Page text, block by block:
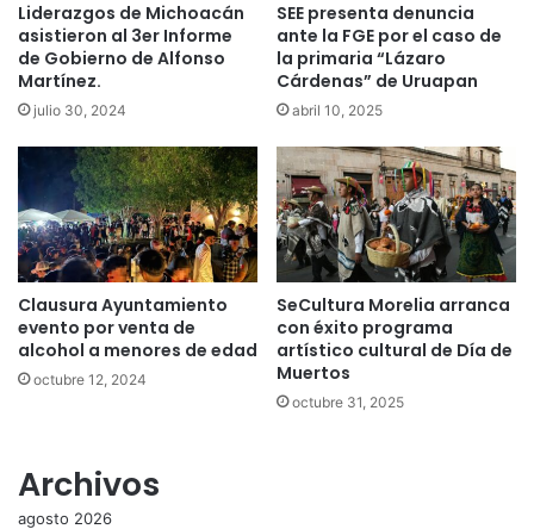
Liderazgos de Michoacán
asistieron al 3er Informe
de Gobierno de Alfonso
Martínez.
julio 30, 2024
SEE presenta denuncia
ante la FGE por el caso de
la primaria “Lázaro
Cárdenas” de Uruapan
abril 10, 2025
Clausura Ayuntamiento
evento por venta de
alcohol a menores de edad
octubre 12, 2024
SeCultura Morelia arranca
con éxito programa
artístico cultural de Día de
Muertos
octubre 31, 2025
Archivos
agosto 2026